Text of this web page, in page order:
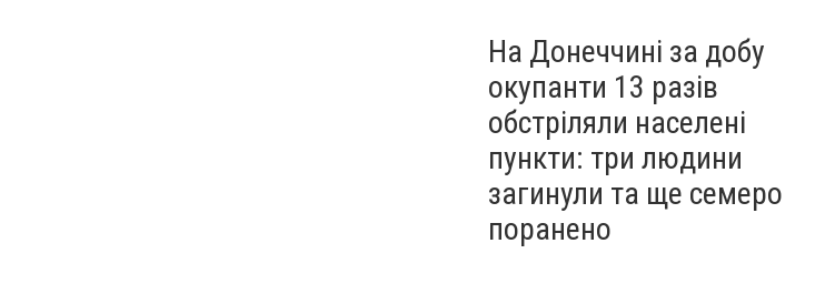
На Донеччині за добу
окупанти 13 разів
обстріляли населені
пункти: три людини
загинули та ще семеро
поранено